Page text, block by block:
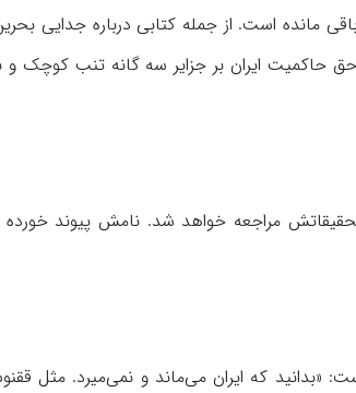
مانده است. از جمله کتابی درباره جدایی بحرین
حاکمیت ایران بر جزایر سه گانه تنب کوچک و
مراجعه خواهد شد. نامش پیوند خورده
«بدانید که ایران می‌ماند و نمی‌میرد. مثل